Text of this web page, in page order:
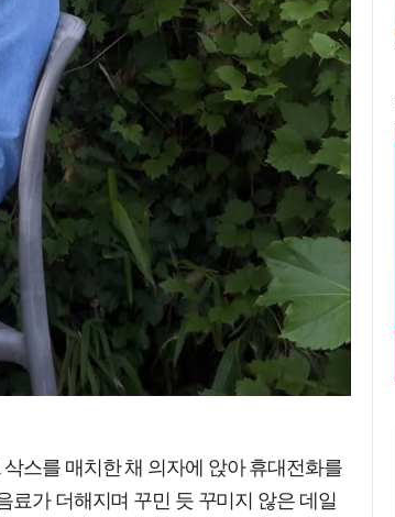
스를 매치한 채 의자에 앉아 휴대전화를
료가 더해지며 꾸민 듯 꾸미지 않은 데일